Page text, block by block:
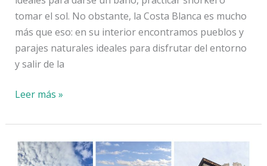
tomar el sol. No obstante, la Costa Blanca es mucho
más que eso: en su interior encontramos pueblos y
parajes naturales ideales para disfrutar del entorno
y salir de la
Qué
en
la
Costa
Leer más »